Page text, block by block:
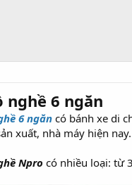
nghề 6 ngăn
6 ngăncó bánh xe di
xuất, nhà máy hiện
Npro có nhiều loại: từ